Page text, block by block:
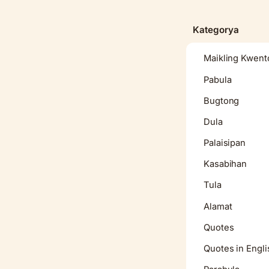
Kategorya
Maikling
Pabula
Bugtong
Dula
Palaisipan
Kasabihan
Tula
Alamat
Quotes
Quotes in